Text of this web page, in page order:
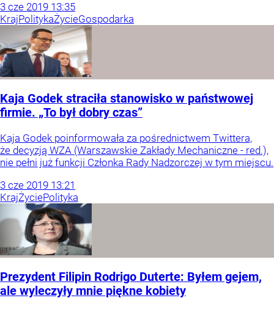
3 cze 2019 13:35
KrajPolitykaŻycieGospodarka
Kaja Godek straciła stanowisko w państwowej
firmie. „To był dobry czas”
Kaja Godek poinformowała za pośrednictwem Twittera,
że decyzją WZA (Warszawskie Zakłady Mechaniczne - red.),
nie pełni już funkcji Członka Rady Nadzorczej w tym miejscu.
3 cze 2019 13:21
KrajŻyciePolityka
Prezydent Filipin Rodrigo Duterte: Byłem gejem,
ale wyleczyły mnie piękne kobiety